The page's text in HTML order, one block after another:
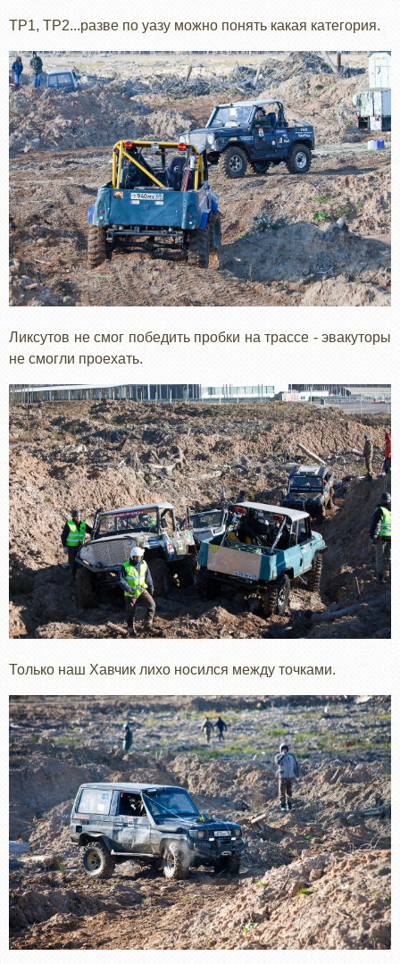
ТР1, ТР2...разве по уазу можно понять какая категория.
Ликсутов не смог победить пробки на трассе - эвакуторы
не смогли проехать.
Только наш Хавчик лихо носился между точками.